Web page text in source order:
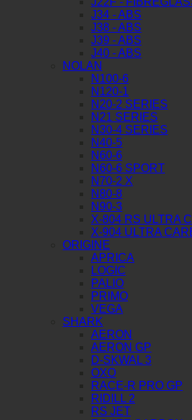
J34 - ABS
J38 - ABS
J39 - ABS
J40 - ABS
NOLAN
N100-6
N120-1
N20-2 SERIES
N21 SERIES
N30-4 SERIES
N40-5
N60-6
N60-6 SPORT
N70-2 X
N80-8
N90-3
X-804 RS ULTRA
X-904 ULTRA
ORIGINE
APRICA
LOGIC
PALIO
PRIMO
VEGA
SHARK
AERON
AERON GP
D-SKWAL 3
OXO
RACE-R PRO GP
RIDILL 2
RS JET